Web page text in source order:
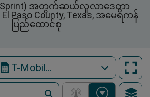
Sprint) အတွက်ဆယ်လူလာဒေတာ
Paso County, Texas, အမေရိကန်
ပြည်ထောင်စု
T-Mobile (inc. Sprint)